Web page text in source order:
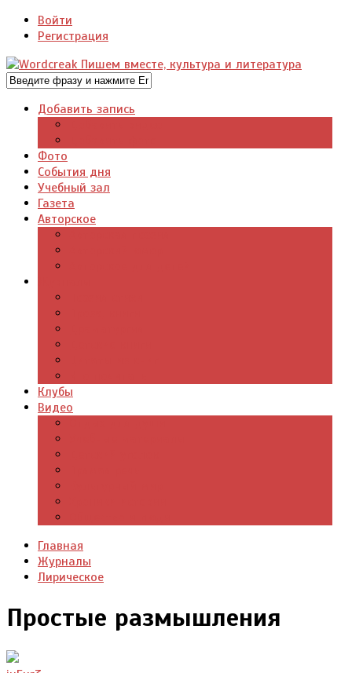
Войти
Регистрация
Добавить запись
Фото
События дня
Учебный зал
Газета
Авторское
Клубы
Видео
Главная
Журналы
Лирическое
Простые размышления